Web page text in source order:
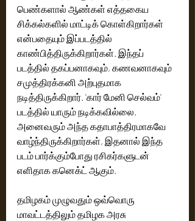
பெண்களால் ஆண்கள் எத்தகைய
சிக்கல்களில் மாட்டிக் கொள்கிறார்கள்
என்பதையும் இப்படத்தில்
காண்பித்திருக்கிறார்கள். இந்தப்
படத்தில் தகப்பனாகவும், கணவனாகவும்
சமுத்திரக்கனி அற்புதமாக
நடித்திருக்கிறார். 'கார் மேனி செல்வம்'
படத்தில் யாரும் நடிக்கவில்லை.
அனைவரும் அந்த கதாபாத்திரமாகவே
வாழ்ந்திருக்கிறார்கள், இதனால் இந்த
படம் பார்க்கும்போது ரசிகர்களுடன்
தமிழகம் முழுவதும் ஒவ்வொரு
மாவட்டத்திலும் தமிழக அரசு